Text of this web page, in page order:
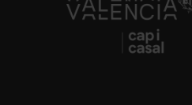
https://